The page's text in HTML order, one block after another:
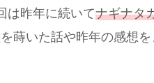
は昨年に続いてナギナタ
蒔いた話や昨年の感想